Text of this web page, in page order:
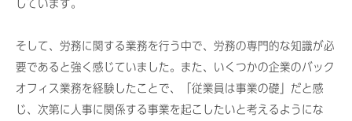
しています。
そして、労務に関する業務を行う中で、労務の専門的な知識が必
要であると強く感じていました。また、いくつかの企業のバック
オフィス業務を経験したことで、「従業員は事業の礎」だと感
じ、次第に人事に関係する事業を起こしたいと考えるようにな